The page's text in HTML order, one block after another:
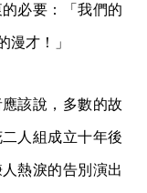
必要：「我們的
漫才！」
該說，多數的故
人組成立十年後
熱淚的告別演出